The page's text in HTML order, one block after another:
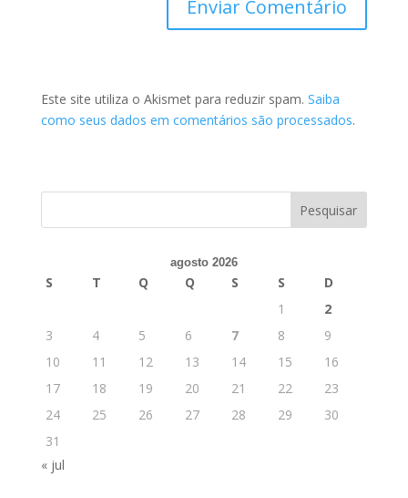
Este site utiliza o Akismet para reduzir spam. Saiba
como seus dados em comentários são processados.
agosto 2026
S T Q Q S S
D
1
2
3
4 5 6 7 8
9
10
11 12 13 14 15
16
17
18 19 20 21 22
23
24
25 26 27 28 29
30
31
« jul